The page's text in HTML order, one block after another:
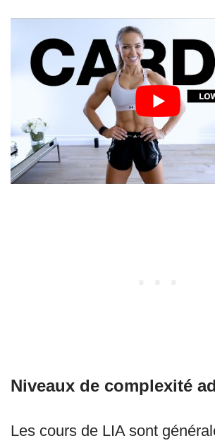
Niveaux de complexité
Les cours de LIA sont